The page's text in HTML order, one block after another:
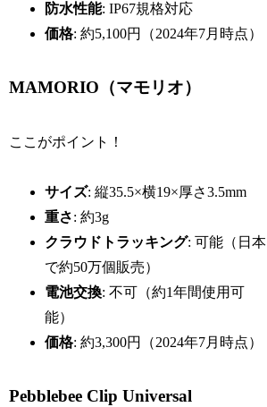
防水性能: IP67規格対応
価格: 約5,100円（2024年7月時点）
MAMORIO（マモリオ）
ここがポイント！
サイズ: 縦35.5×横19×厚さ3.5mm
重さ: 約3g
クラウドトラッキング: 可能（日本
で約50万個販売）
電池交換: 不可（約1年間使用可
能）
価格: 約3,300円（2024年7月時点）
Pebblebee Clip Universal